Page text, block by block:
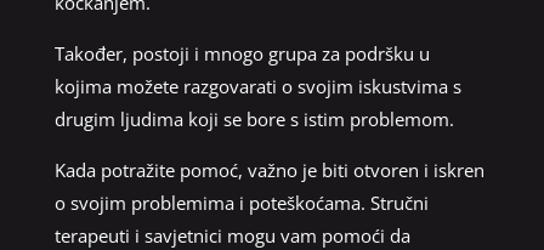
Također, postoji i mnogo grupa za podršku u
kojima možete razgovarati o svojim iskustvima s
drugim ljudima koji se bore s istim problemom.
Kada potražite pomoć, važno je biti otvoren i iskren
o svojim problemima i poteškoćama. Stručni
terapeuti i savjetnici mogu vam pomoći da